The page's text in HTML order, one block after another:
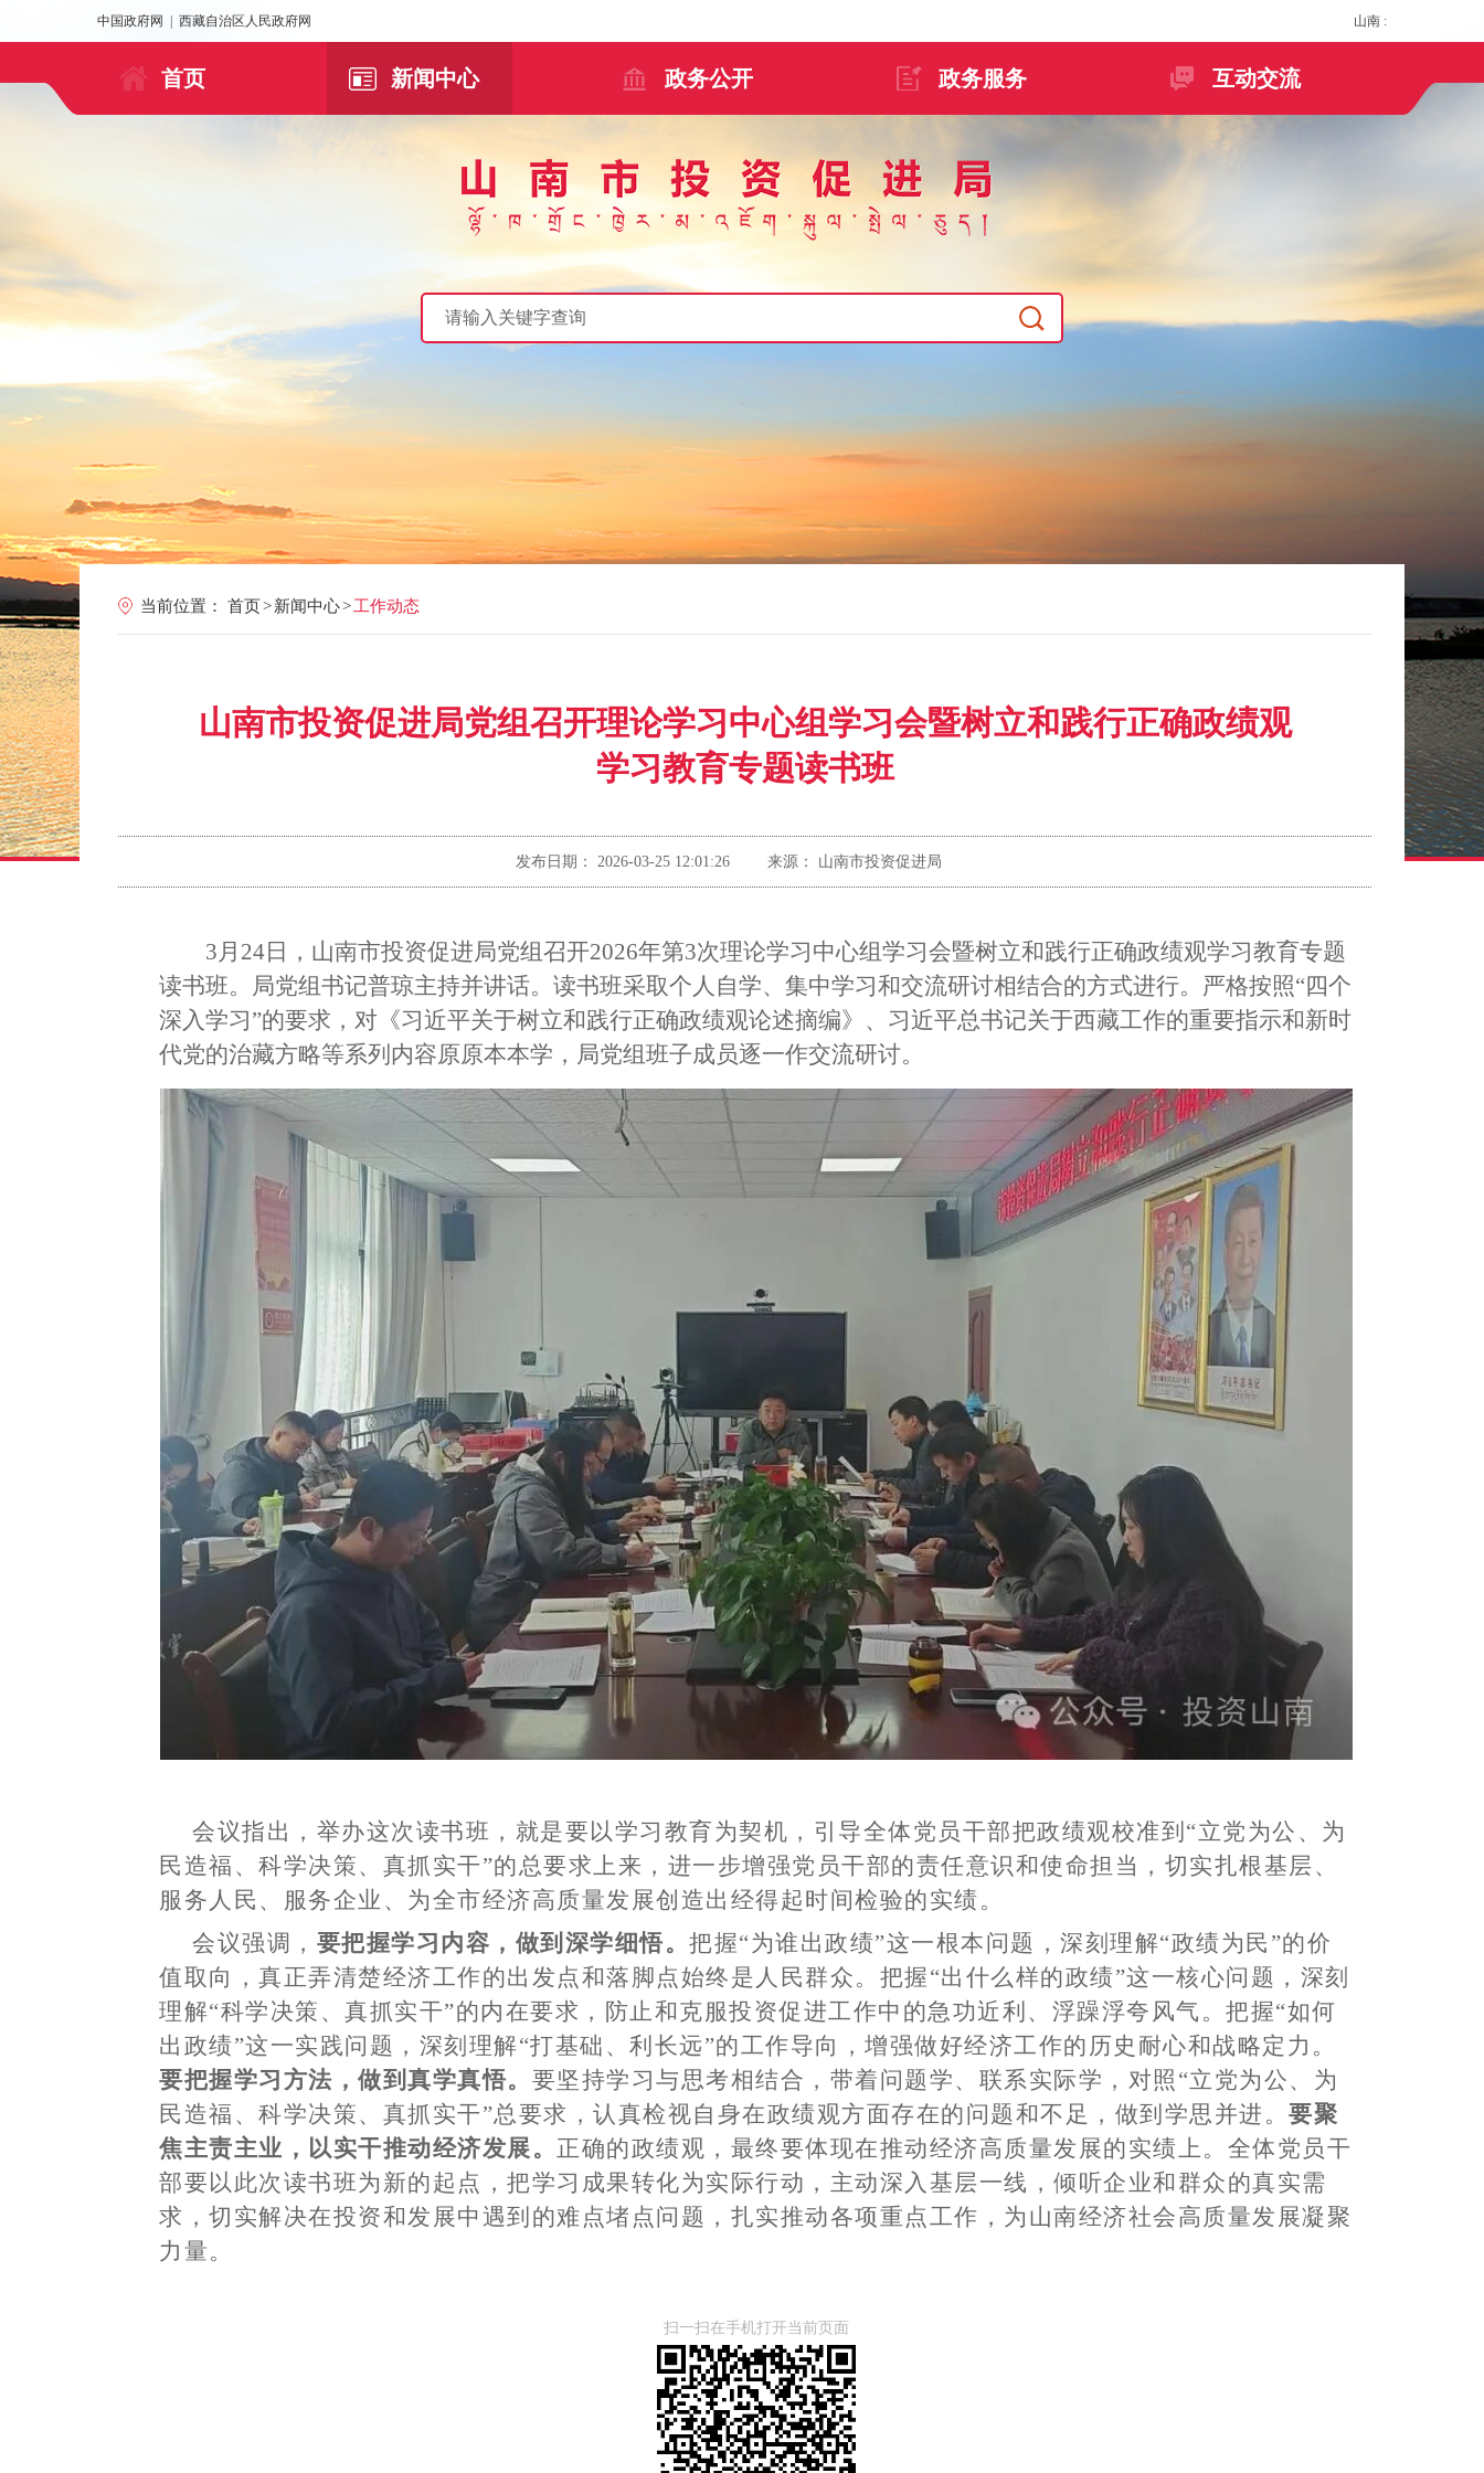
中国政府网 西藏自治区人民政府网 山南 :
首页 新闻中心 政务公开 政务服务 互动交流
当前位置： 首页>新闻中心>工作动态
山南市投资促进局党组召开理论学习中心组学习会暨树立和践行正确政绩观
学习教育专题读书班
发布日期： 2026-03-25 12:01:26 来源： 山南市投资促进局
3月24日，山南市投资促进局党组召开2026年第3次理论学习中心组学习会暨树立和践行正确政绩观学习教育专题
读书班。局党组书记普琼主持并讲话。读书班采取个人自学、集中学习和交流研讨相结合的方式进行。严格按照“四个
深入学习”的要求，对《习近平关于树立和践行正确政绩观论述摘编》、习近平总书记关于西藏工作的重要指示和新时
代党的治藏方略等系列内容原原本本学，局党组班子成员逐一作交流研讨。
会议指出，举办这次读书班，就是要以学习教育为契机，引导全体党员干部把政绩观校准到“立党为公、为
民造福、科学决策、真抓实干”的总要求上来，进一步增强党员干部的责任意识和使命担当，切实扎根基层、
服务人民、服务企业、为全市经济高质量发展创造出经得起时间检验的实绩。
会议强调， 要把握学习内容，做到深学细悟。 把握“为谁出政绩”这一根本问题，深刻理解“政绩为民”的价
值取向，真正弄清楚经济工作的出发点和落脚点始终是人民群众。把握“出什么样的政绩”这一核心问题，深刻
理解“科学决策、真抓实干”的内在要求，防止和克服投资促进工作中的急功近利、浮躁浮夸风气。把握“如何
出政绩”这一实践问题，深刻理解“打基础、利长远”的工作导向，增强做好经济工作的历史耐心和战略定力。
要把握学习方法，做到真学真悟。 要坚持学习与思考相结合，带着问题学、联系实际学，对照“立党为公、为
民造福、科学决策、真抓实干”总要求，认真检视自身在政绩观方面存在的问题和不足，做到学思并进。 要聚
焦主责主业，以实干推动经济发展。 正确的政绩观，最终要体现在推动经济高质量发展的实绩上。全体党员干
部要以此次读书班为新的起点，把学习成果转化为实际行动，主动深入基层一线，倾听企业和群众的真实需
求，切实解决在投资和发展中遇到的难点堵点问题，扎实推动各项重点工作，为山南经济社会高质量发展凝聚
力量。
扫一扫在手机打开当前页面